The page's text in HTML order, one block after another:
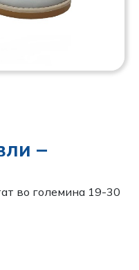
–
во големина 19-30